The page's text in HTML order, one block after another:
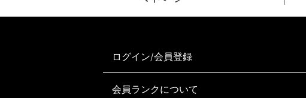
ログイン/会員登録
会員ランクについて